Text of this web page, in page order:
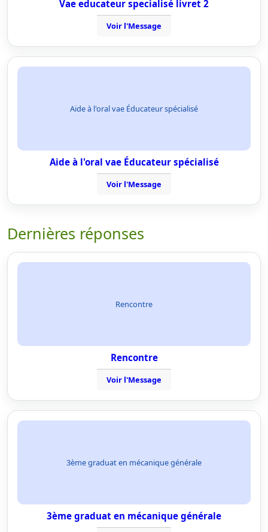
Vae educateur specialisé livret 2
Voir l'Message
Aide à l'oral vae Éducateur spécialisé
Aide à l'oral vae Éducateur spécialisé
Voir l'Message
Dernières réponses
Rencontre
Rencontre
Voir l'Message
3ème graduat en mécanique générale
3ème graduat en mécanique générale